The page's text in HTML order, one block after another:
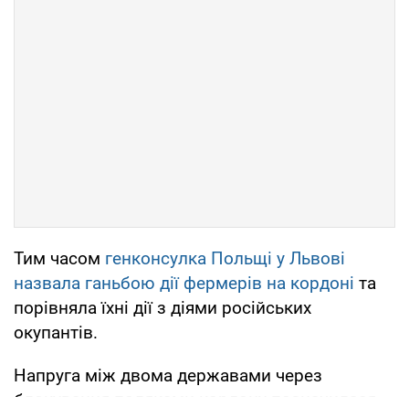
Тим часом генконсулка Польщі у Львові
назвала ганьбою дії фермерів на кордоні та
порівняла їхні дії з діями російських
окупантів.
Напруга між двома державами через